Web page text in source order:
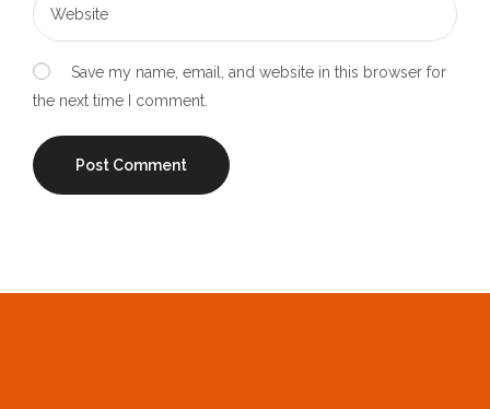
Save my name, email, and website in this browser for
the next time I comment.